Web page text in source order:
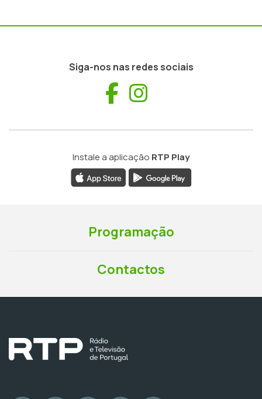
Siga-nos nas redes sociais
Facebook
Instale a aplicação RTP Play
Programação
Contactos